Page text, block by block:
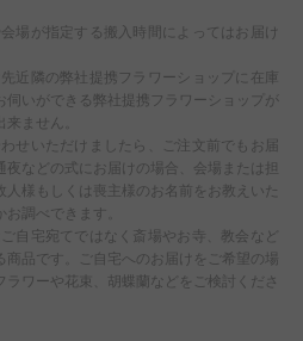
場が指定する搬入時間によってはお届け
近隣の弊社提携フラワーショップに在庫
いができる弊社提携フラワーショップが
ません。
せいただけましたら、ご注文前でもお届
などの式にお届けの場合、会場または担
様もしくは喪主様のお名前をお教えいた
調べできます。
自宅宛てではなく斎場やお寺、教会など
品です。ご自宅へのお届けをご希望の場
ワーや花束、胡蝶蘭などをご検討くださ